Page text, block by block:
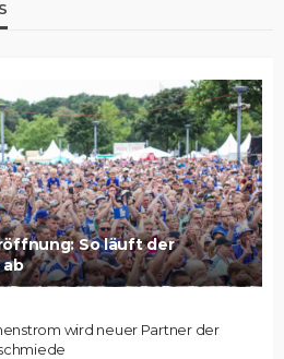
So läuft der
ab
wird neuer Partner der